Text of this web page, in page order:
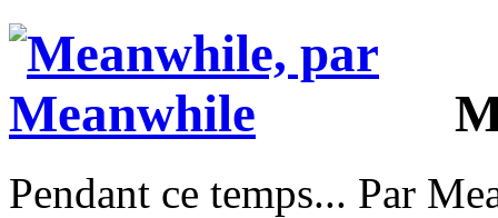
Pendant ce temps... Par